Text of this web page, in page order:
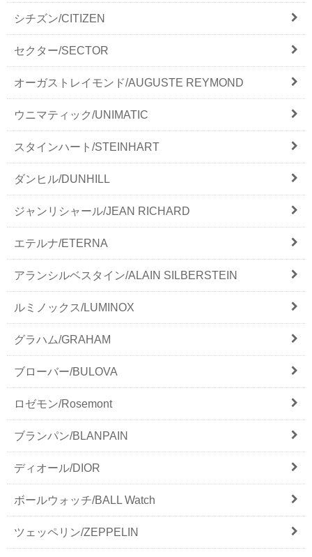
シチズン/CITIZEN
セクター/SECTOR
オーガストレイモンド/AUGUSTE REYMOND
ウニマティック/UNIMATIC
スタインハート/STEINHART
ダンヒル/DUNHILL
ジャンリシャール/JEAN RICHARD
エテルナ/ETERNA
アランシルベスタイン/ALAIN SILBERSTEIN
ルミノックス/LUMINOX
グラハム/GRAHAM
ブローバー/BULOVA
ロゼモン/Rosemont
ブランパン/BLANPAIN
ディオール/DIOR
ボールウォッチ/BALL Watch
ツェッペリン/ZEPPELIN